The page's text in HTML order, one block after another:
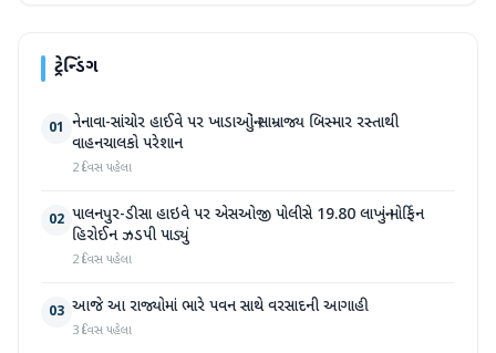
ટ્રેન્ડિંગ
01 નેનાવા-સાંચોર હાઈવે પર ખાડાઓનું સામ્રાજ્ય બિસ્માર રસ્તાથી
વાહનચાલકો પરેશાન
2 દિવસ પહેલા
02 પાલનપુર-ડીસા હાઇવે પર એસઓજી પોલીસે 19.80 લાખનું મોર્ફિન
હિરોઈન ઝડપી પાડ્યું
2 દિવસ પહેલા
03 આજે આ રાજ્યોમાં ભારે પવન સાથે વરસાદની આગાહી
3 દિવસ પહેલા